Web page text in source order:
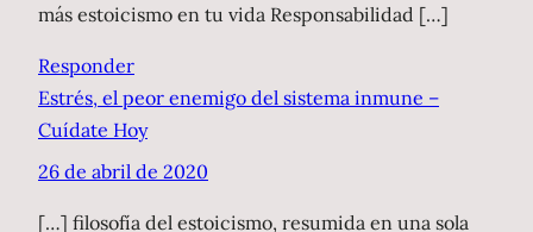
más estoicismo en tu vida Responsabilidad […]
Responder
Estrés, el peor enemigo del sistema inmune –
Cuídate Hoy
26 de abril de 2020
[…] filosofía del estoicismo, resumida en una sola